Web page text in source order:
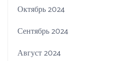
Октябрь 2024
Сентябрь 2024
Август 2024